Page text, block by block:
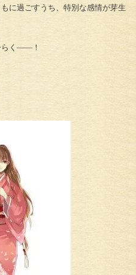
に過ごすうち、特別な感情が芽生
らく――！